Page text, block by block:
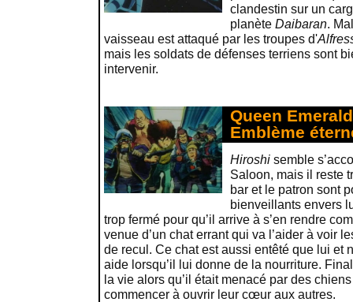
clandestin sur un
planète Daibaran.
vaisseau est attaqué par les troupes d'
mais les soldats de défenses terriens sont
intervenir.
Queen
Emblème
Hiroshi semble
Saloon, mais il reste
bar et le patron sont
bienveillants envers
trop fermé pour qu’il arrive à s’en rendre
venue d’un chat errant qui va l’aider à voir
de recul. Ce chat est aussi entêté que lui et
aide lorsqu’il lui donne de la nourriture.
la vie alors qu’il était menacé par des
commencer à ouvrir leur cœur aux autres.